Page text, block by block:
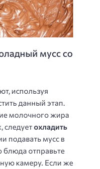
мусс со
используя
данный этап.
молочного жира
следуетохладить
подавать мусс в
блюда отправьте
камеру. Если же